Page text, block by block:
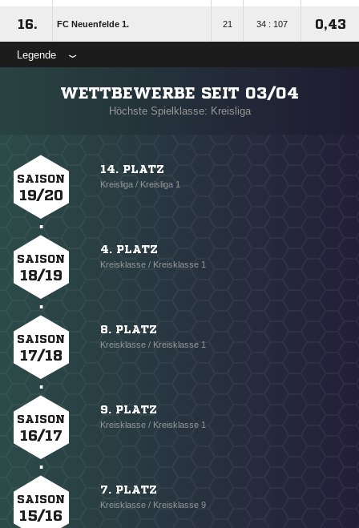
16. FC Neuenfelde 1. 21 34 : 107 0,43
Legende
WETTBEWERBE SEIT 03/04
Höchste Spielklasse: Kreisliga
SAISON
19/20
14. PLATZ
Kreisliga / Kreisliga 1
SAISON
18/19
4. PLATZ
Kreisklasse / Kreisklasse 1
SAISON
17/18
8. PLATZ
Kreisklasse / Kreisklasse 1
SAISON
16/17
9. PLATZ
Kreisklasse / Kreisklasse 1
SAISON
15/16
7. PLATZ
Kreisklasse / Kreisklasse 9